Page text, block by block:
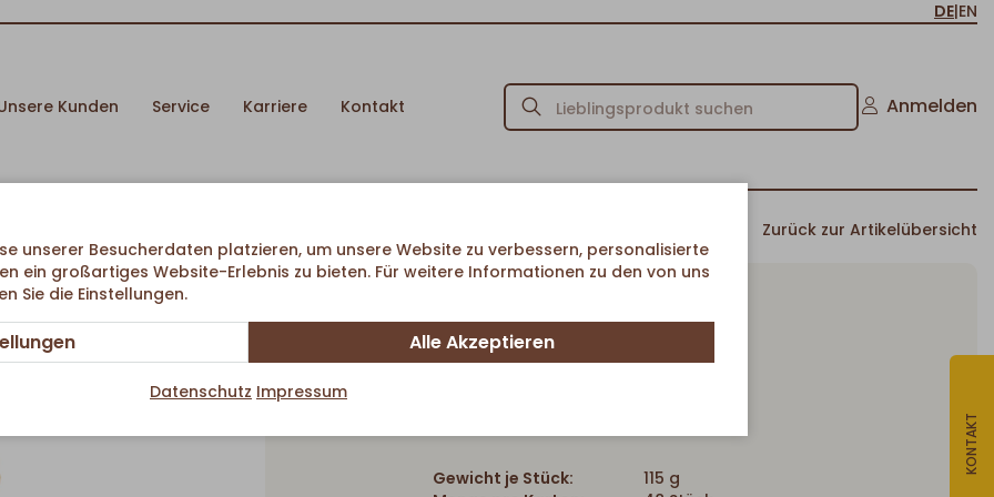
DE|EN
Kunden Service Karriere Kontakt Anmelden
Zurück zur Artikelübersicht
Kebab Tasche
Gewicht je Stück:
115 g
KONTAKT
unserer Besucherdaten platzieren, um unsere Website zu verbessern, personalisierte
ein großartiges Website-Erlebnis zu bieten. Für weitere Informationen zu den von uns
Sie die Einstellungen.
Alle Akzeptieren
Datenschutz Impressum